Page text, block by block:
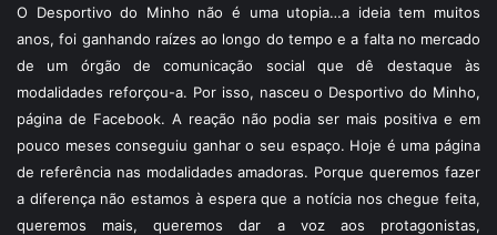
O Desportivo do Minho não é uma utopia…a ideia tem muitos
anos, foi ganhando raízes ao longo do tempo e a falta no mercado
de um órgão de comunicação social que dê destaque às
modalidades reforçou-a. Por isso, nasceu o Desportivo do Minho,
página de Facebook. A reação não podia ser mais positiva e em
pouco meses conseguiu ganhar o seu espaço. Hoje é uma página
de referência nas modalidades amadoras. Porque queremos fazer
a diferença não estamos à espera que a notícia nos chegue feita,
queremos mais, queremos dar a voz aos protagonistas,